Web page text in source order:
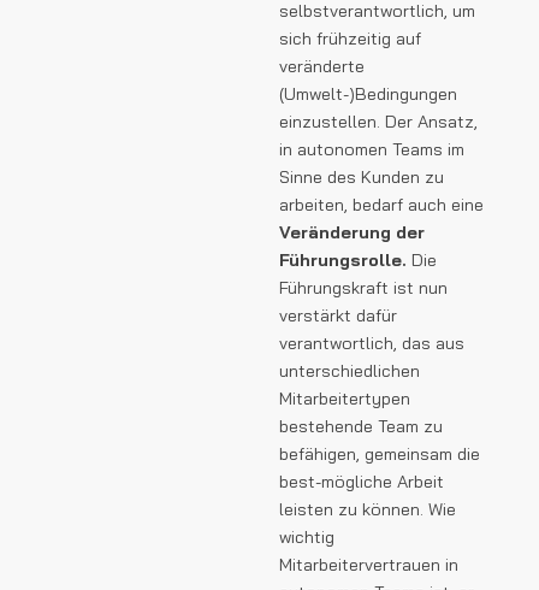
selbstverantwortlich, um
sich frühzeitig auf
veränderte
(Umwelt-)Bedingungen
einzustellen. Der Ansatz,
in autonomen Teams im
Sinne des Kunden zu
arbeiten, bedarf auch eine
Veränderung der
Führungsrolle. Die
Führungskraft ist nun
verstärkt dafür
verantwortlich, das aus
unterschiedlichen
Mitarbeitertypen
bestehende Team zu
befähigen, gemeinsam die
best-mögliche Arbeit
leisten zu können. Wie
wichtig
Mitarbeitervertrauen in